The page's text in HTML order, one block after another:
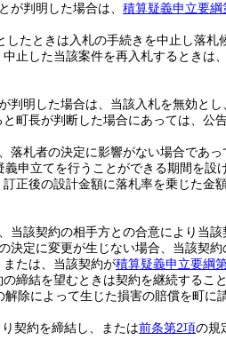
が判明した場合は、 積算疑義申立要
たときは入札の手続きを中止し落札
中止した当該案件を再入札するときは
明した場合は、当該入札を無効と
町長が判断した場合にあっては、公
札者の決定に影響がない場合であ
義申立てを行うことができる期間を設
訂正後の設計金額に落札率を乗じた金
該契約の相手方との合意により当該
定に変更が生じない場合、当該契
たは、当該契約が積算疑義申立要綱
締結を望むときは契約を継続すること
除によって生じた損害の賠償を町に
契約を締結し、または前条第2項の規